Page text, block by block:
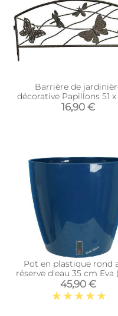
Barrière de
décorative Papillons 51 x
cm
16,90 €
Pot en plastique rond
réserve d'eau 35 cm Eva
45,90 €